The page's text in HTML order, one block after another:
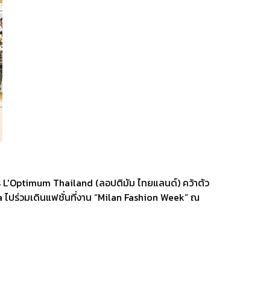
L'Optimum Thailand (ลอปติมัม ไทยแลนด์) คว้าตัว
ปร่วมเดินแฟชั่นที่งาน “Milan Fashion Week” ณ